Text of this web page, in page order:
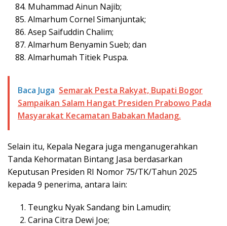
Muhammad Ainun Najib;
Almarhum Cornel Simanjuntak;
Asep Saifuddin Chalim;
Almarhum Benyamin Sueb; dan
Almarhumah Titiek Puspa.
Baca Juga Semarak Pesta Rakyat, Bupati Bogor
Sampaikan Salam Hangat Presiden Prabowo Pada
Masyarakat Kecamatan Babakan Madang.
Selain itu, Kepala Negara juga menganugerahkan
Tanda Kehormatan Bintang Jasa berdasarkan
Keputusan Presiden RI Nomor 75/TK/Tahun 2025
kepada 9 penerima, antara lain:
Teungku Nyak Sandang bin Lamudin;
Carina Citra Dewi Joe;